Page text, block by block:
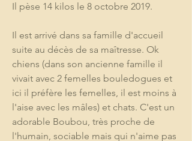
Il pèse 14 kilos le 8 octobre 2019.
Il est arrivé dans sa famille d'accueil
suite au décès de sa maîtresse. Ok
chiens (dans son ancienne famille il
vivait avec 2 femelles bouledogues et
ici il préfère les femelles, il est moins à
l'aise avec les mâles) et chats. C'est un
adorable Boubou, très proche de
l'humain, sociable mais qui n'aime pas